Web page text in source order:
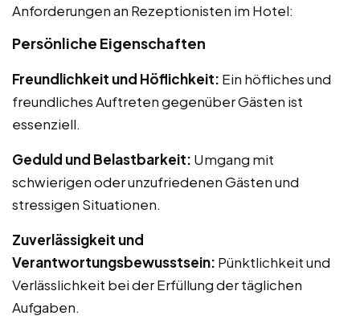
Anforderungen an Rezeptionisten im Hotel:
Persönliche Eigenschaften
Freundlichkeit und Höflichkeit: Ein höfliches und
freundliches Auftreten gegenüber Gästen ist
essenziell.
Geduld und Belastbarkeit: Umgang mit
schwierigen oder unzufriedenen Gästen und
stressigen Situationen.
Zuverlässigkeit und
Verantwortungsbewusstsein: Pünktlichkeit und
Verlässlichkeit bei der Erfüllung der täglichen
Aufgaben.